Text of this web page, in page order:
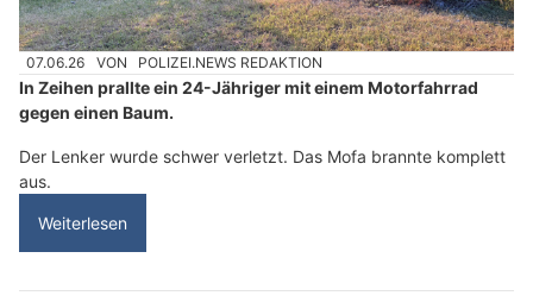
07.06.26 VON POLIZEI.NEWS REDAKTION
In Zeihen prallte ein 24-Jähriger mit einem Motorfahrrad
gegen einen Baum.
Der Lenker wurde schwer verletzt. Das Mofa brannte komplett
aus.
Weiterlesen